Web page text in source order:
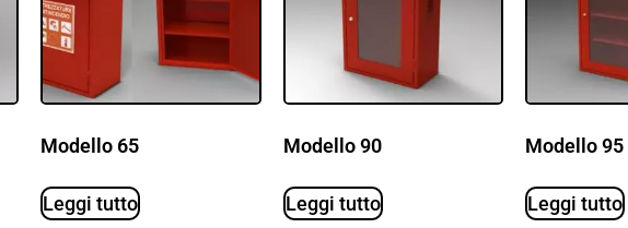
Modello 65
Leggi tutto
Modello 90
Leggi tutto
Modello 95
Leggi tutto